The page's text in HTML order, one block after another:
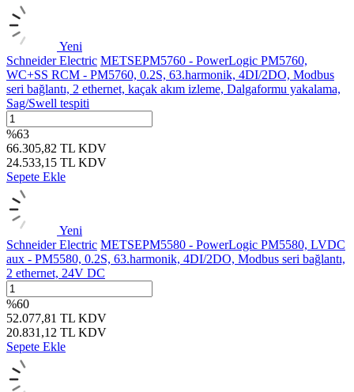
Yeni
Schneider Electric METSEPM5760 - PowerLogic PM5760,
WC+SS RCM - PM5760, 0.2S, 63.harmonik, 4DI/2DO, Modbus
seri bağlantı, 2 ethernet, kaçak akım izleme, Dalgaformu yakalama,
Sag/Swell tespiti
%63
66.305,82 TL KDV
24.533,15 TL KDV
Sepete Ekle
Yeni
Schneider Electric METSEPM5580 - PowerLogic PM5580, LVDC
aux - PM5580, 0.2S, 63.harmonik, 4DI/2DO, Modbus seri bağlantı,
2 ethernet, 24V DC
%60
52.077,81 TL KDV
20.831,12 TL KDV
Sepete Ekle